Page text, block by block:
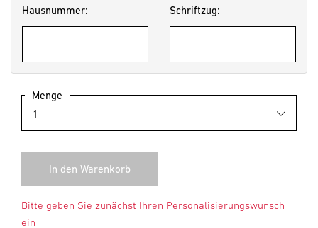
Hausnummer:
Schriftzug:
Menge
Bitte geben Sie zunächst Ihren Personalisierungswunsch
ein